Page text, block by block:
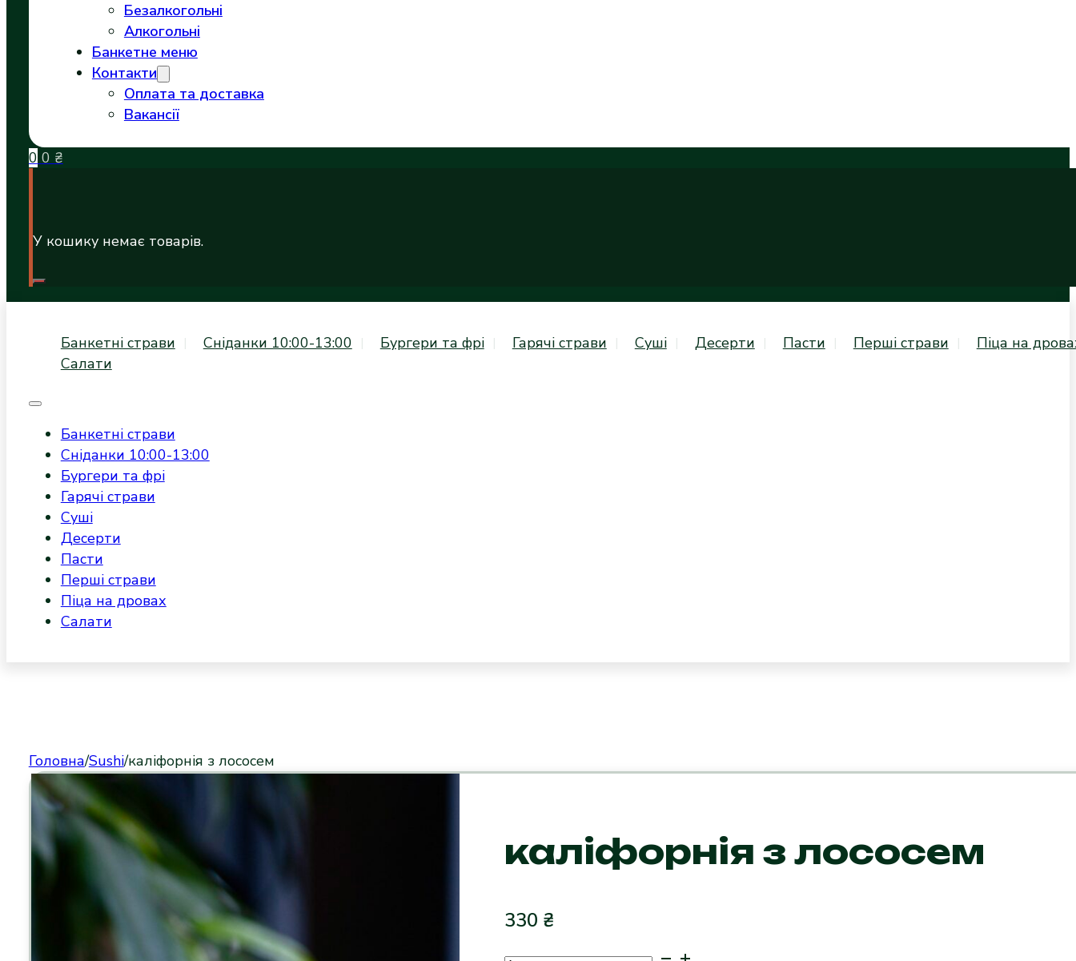
Безалкогольні
Алкогольні
Банкетне меню
Контакти
Оплата та доставка
Вакансії
0 0 ₴
У кошику немає товарів.
Банкетні страви Сніданки 10:00-13:00 Бургери та фрі Гарячі страви Суші Десерти Пасти Перші страви
Піца на
Салати
Банкетні страви
Сніданки 10:00-13:00
Бургери та фрі
Гарячі страви
Суші
Десерти
Пасти
Перші страви
Піца на дровах
Салати
Головна/Sushi/каліфорнія з лососем
каліфорнія з лососем
330 ₴